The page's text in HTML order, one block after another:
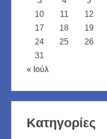
10
11 12
17
18 19
24
25 26
31
« Ιούλ
Kατηγορίες